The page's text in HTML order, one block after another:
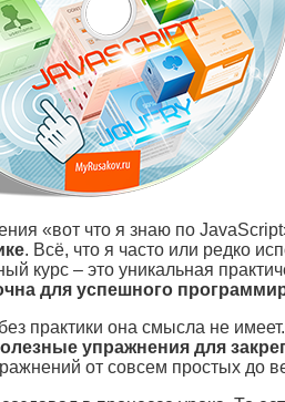
«вот что я знаю по
. Всё, что я часто или редко
курс – это уникальная
для успешного
практики она смысла не
упражнения для
от совсем простых до